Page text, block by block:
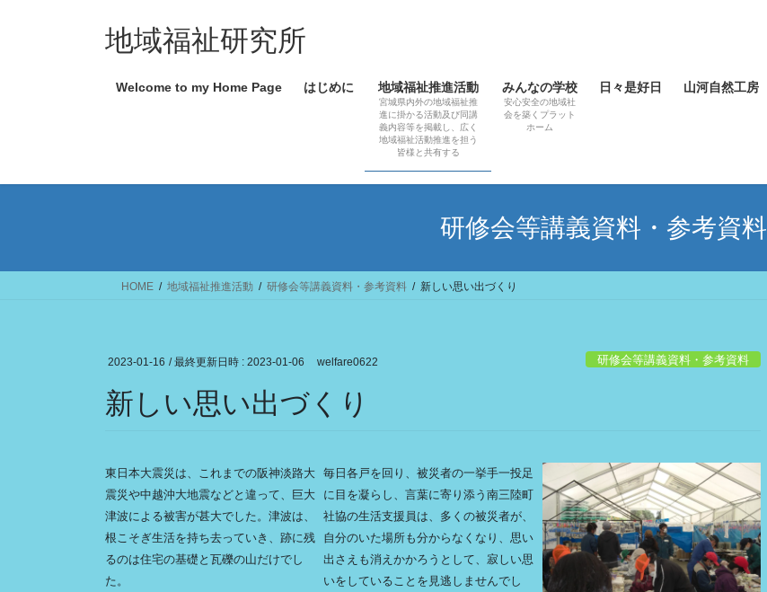
ッ
移
地域福祉研究所
Welcome to my Home Page はじめに 地域福祉推進活動
宮城県内外の地域福祉推
進に掛かる活動及び同講
義内容等を掲載し、広く
地域福祉活動推進を担う
皆様と共有する
みんなの学校
安心安全の地域社
会を築くプラット
ホーム
日々是好日 山河自然工房
研修会等講義資料・参考資料
HOME 地域福祉推進活動 研修会等講義資料・参考資料 新しい思い出づくり
2023-01-16 / 最終更新日時 : 2023-01-06 welfare0622 研修会等講義資料・参考資料
新しい思い出づくり
東日本大震災は、これまでの阪神淡路大
震災や中越沖大地震などと違って、巨大
津波による被害が甚大でした。津波は、
根こそぎ生活を持ち去っていき、跡に残
るのは住宅の基礎と瓦礫の山だけでし
た。
毎日各戸を回り、被災者の一挙手一投足
に目を凝らし、言葉に寄り添う南三陸町
社協の生活支援員は、多くの被災者が、
自分のいた場所も分からなくなり、思い
出さえも消えかかろうとして、寂しい思
いをしていることを見逃しませんでし